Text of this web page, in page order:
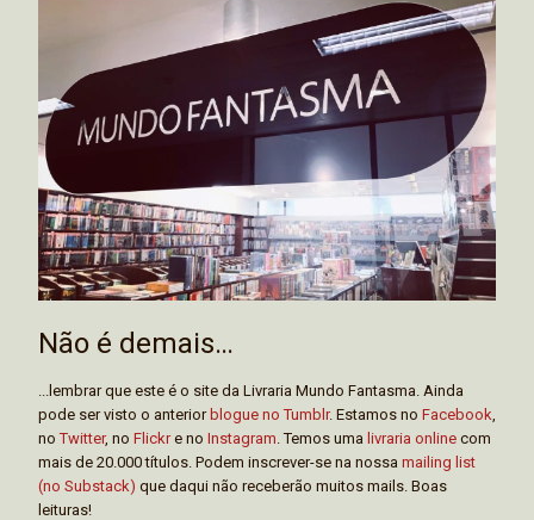
Não é demais…
...lembrar que este é o site da Livraria Mundo Fantasma. Ainda
pode ser visto o anteriorblogue no Tumblr. Estamos no Facebook
noTwitter, no Flickre no Instagram . Temos uma livraria online com
mais de 20.000 títulos. Podem inscrever-se na nossa mailing list
(no Substack) que daqui não receberão muitos mails. Boas
leituras!